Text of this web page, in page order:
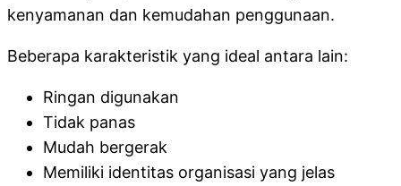
kenyamanan dan kemudahan penggunaan.
Beberapa karakteristik yang ideal antara lain:
Ringan digunakan
Tidak panas
Mudah bergerak
Memiliki identitas organisasi yang jelas